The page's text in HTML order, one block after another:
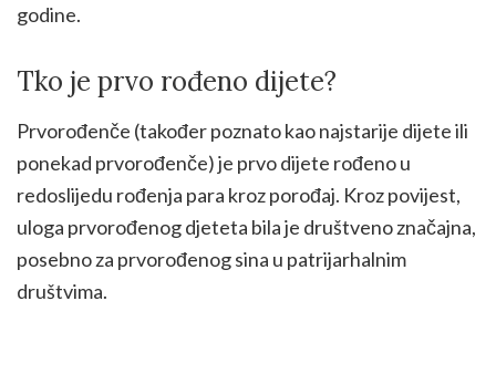
godine.
Tko je prvo rođeno dijete?
Prvorođenče (također poznato kao najstarije dijete ili
ponekad prvorođenče) je prvo dijete rođeno u
redoslijedu rođenja para kroz porođaj. Kroz povijest,
uloga prvorođenog djeteta bila je društveno značajna,
posebno za prvorođenog sina u patrijarhalnim
društvima.